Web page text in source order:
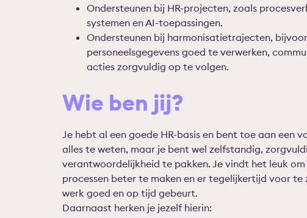
Ondersteunen bij HR-projecten, zoals
systemen en AI-toepassingen.
Ondersteunen bij harmonisatietrajecten,
personeelsgegevens goed te verwerken,
acties zorgvuldig op te volgen.
Wie ben jij?
Je hebt al een goede HR-basis en bent toe aan een
alles te weten, maar je bent wel zelfstandig,
verantwoordelijkheid te pakken. Je vindt het leuk
processen beter te maken en er tegelijkertijd voor
werk goed en op tijd gebeurt.
Daarnaast herken je jezelf hierin: